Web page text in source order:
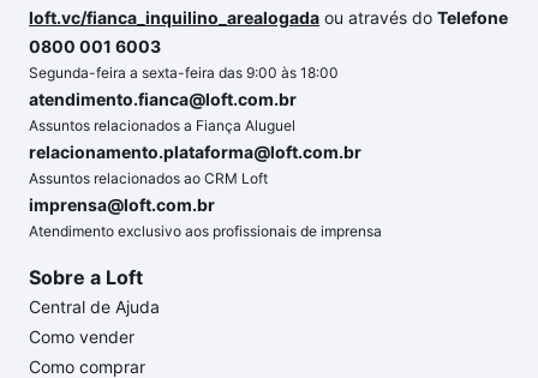
loft.vc/fianca_inquilino_arealogada ou através do Telefone
0800 001 6003
Segunda-feira a sexta-feira das 9:00 às 18:00
atendimento.fianca@loft.com.br
Assuntos relacionados a Fiança Aluguel
relacionamento.plataforma@loft.com.br
Assuntos relacionados ao CRM Loft
imprensa@loft.com.br
Atendimento exclusivo aos profissionais de imprensa
Sobre a Loft
Central de Ajuda
Como vender
Como comprar